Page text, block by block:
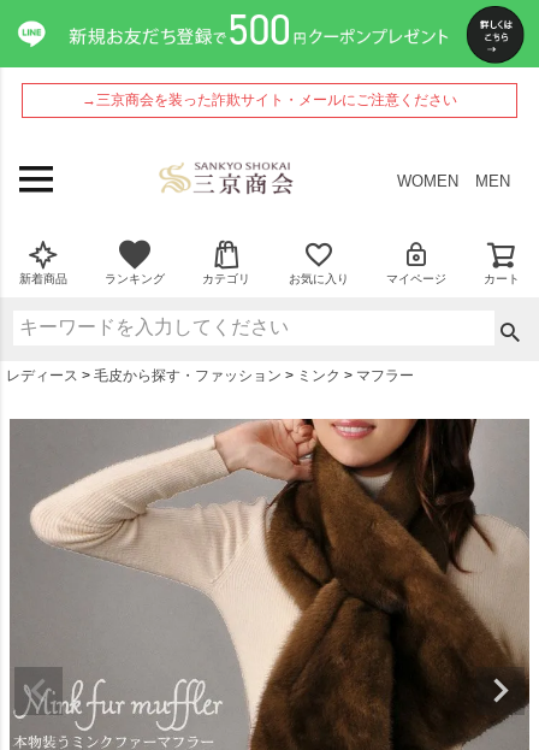
→三京商会を装った詐欺サイト・メールにご注意ください
WOMEN MEN
新着商品 ランキング カテゴリ お気に入り マイページ カート
レディース 毛皮から探す・ファッション ミンク マフラー
ペー
ジト
ップ
へ